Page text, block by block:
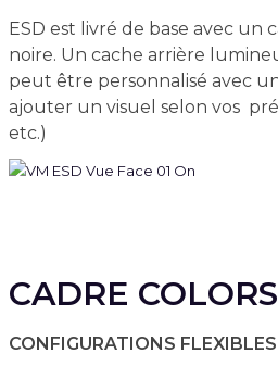
ESD est livré de base avec un
noire. Un cache arrière
peut être personnalisé avec
ajouter un visuel selon vos
etc.)
CADRE COLORS
CONFIGURATIONS FLEXIBLES